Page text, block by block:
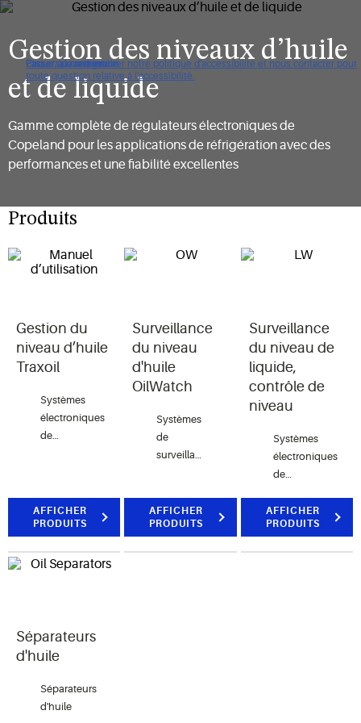
Cliquez pour consulter notre politique d'accessibilité et nous contacter pour
toute question relative à l'accessibilité.
Passer à la navigation
Passer au contenu
Passer à la recherche
Gestion des niveaux d’huile
et de liquide
Gamme complète de régulateurs électroniques de
Copeland pour les applications de réfrigération avec des
performances et une fiabilité excellentes
Produits
Gestion du
niveau d’huile
Traxoil
Systèmes
électroniques
de
AFFICHER
PRODUITS
Surveillance
du niveau
d'huile
OilWatch
Systèmes
de
surveillance
d'huile
AFFICHER
PRODUITS
Surveillance
du niveau de
liquide,
contrôle de
niveau
Systèmes
électroniques
de
du niveau
de liquide
AFFICHER
PRODUITS
Séparateurs
d'huile
Séparateurs
d'huile